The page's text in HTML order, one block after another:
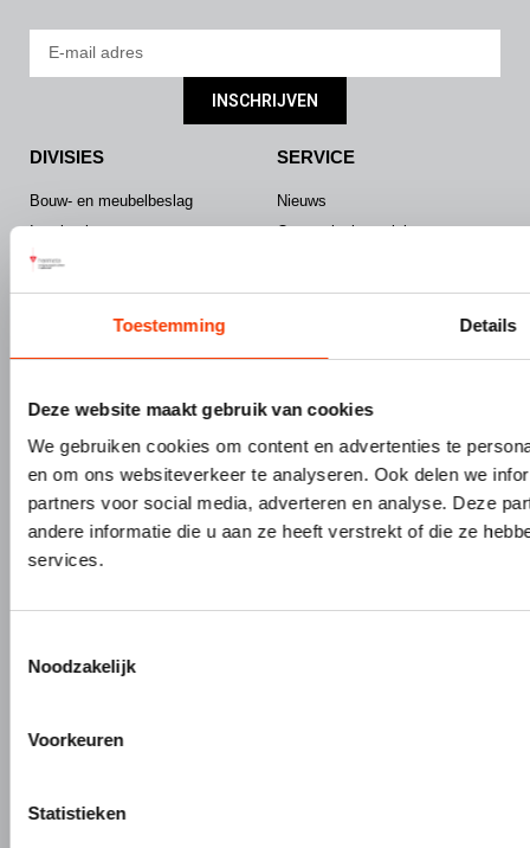
Toestemming Details
Deze website maakt gebruik van cookies
We gebruiken cookies om content en advertenties te
en om ons websiteverkeer te analyseren. Ook delen we
partners voor social media, adverteren en analyse. Deze
andere informatie die u aan ze heeft verstrekt of die ze
services.
Noodzakelijk
Voorkeuren
Statistieken
INSCHRIJVEN
DIVISIES
Bouw- en meubelbeslag
Interieurbouw
Gevelbouw
Over Hermeta
SERVICE
Nieuws
Onze missie & visie
Contact
Bouw- en meubelbeslag
Garderobes & zitbanken
Lockers & garderobekasten
Sanitaire scheidingswanden
Maatwerk interieurbouw
Vliesgevels en kozijnen
Gardelux
HerboLock
HerboKern
HerboTop
ALUMINIUM OP MAAT
Aluminium nabewerking